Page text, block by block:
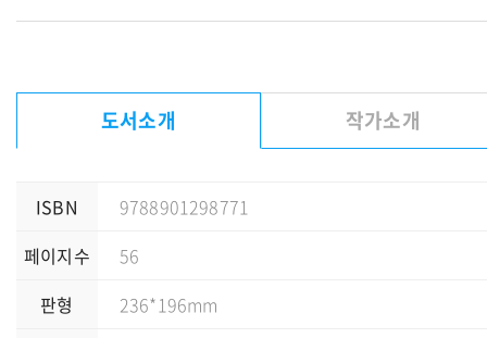
도서소개 작가소개
ISBN
9788901298771
페이지수
56
판형
236*196mm